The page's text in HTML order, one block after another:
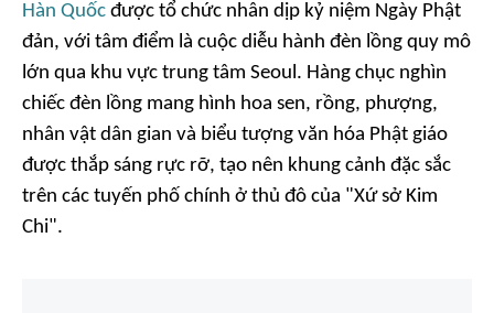
Hàn Quốc được tổ chức nhân dịp kỷ niệm Ngày Phật
đản, với tâm điểm là cuộc diễu hành đèn lồng quy mô
lớn qua khu vực trung tâm Seoul. Hàng chục nghìn
chiếc đèn lồng mang hình hoa sen, rồng, phượng,
nhân vật dân gian và biểu tượng văn hóa Phật giáo
được thắp sáng rực rỡ, tạo nên khung cảnh đặc sắc
trên các tuyến phố chính ở thủ đô của "Xứ sở Kim
Chi".